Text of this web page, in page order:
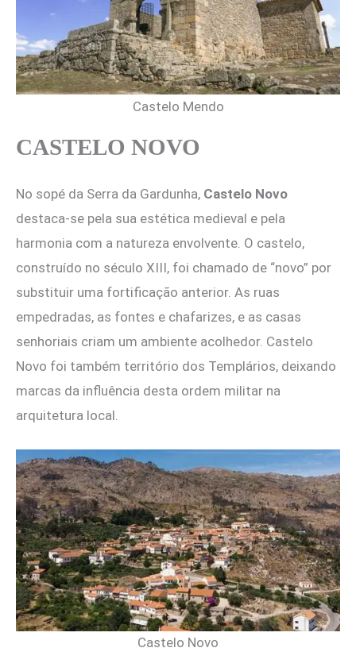
Castelo Mendo
CASTELO NOVO
No sopé da Serra da Gardunha, Castelo Novo
destaca-se pela sua estética medieval e pela
harmonia com a natureza envolvente. O castelo,
construído no século XIII, foi chamado de “novo” por
substituir uma fortificação anterior. As ruas
empedradas, as fontes e chafarizes, e as casas
senhoriais criam um ambiente acolhedor. Castelo
Novo foi também território dos Templários, deixando
marcas da influência desta ordem militar na
arquitetura local.
Castelo Novo